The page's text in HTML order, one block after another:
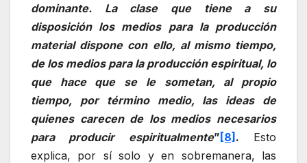
dominante. La clase que tiene a su
disposición los medios para la producción
material dispone con ello, al mismo tiempo,
de los medios para la producción espiritual, lo
que hace que se le sometan, al propio
tiempo, por término medio, las ideas de
quienes carecen de los medios necesarios
para producir espiritualmente” [8] . Esto
explica, por sí solo y en sobremanera, las